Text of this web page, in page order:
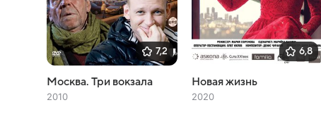
7,2
Москва. Три вокзала
2010
6,8
Новая жизнь
2020